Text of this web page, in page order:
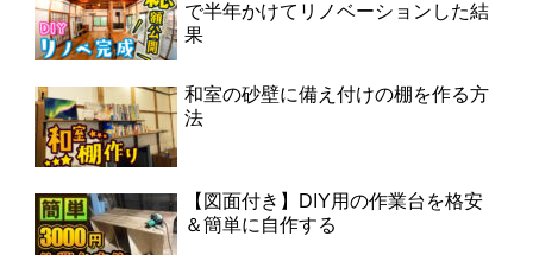
で半年かけてリノベーションした結
果
和室の砂壁に備え付けの棚を作る方
法
【図面付き】DIY用の作業台を格安
＆簡単に自作する